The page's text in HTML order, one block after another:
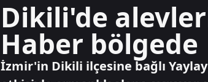
Dikili'de
Haber bölgede
İzmir'in Dikili ilçesine bağlı